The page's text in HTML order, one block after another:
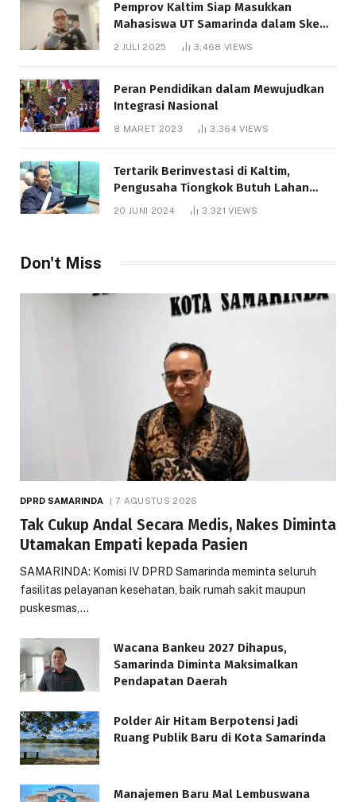
Pemprov Kaltim Siap Masukkan
Mahasiswa UT Samarinda dalam Skema
Bantuan Pendidikan Gratispol
2 JULI 2025 3,468 VIEWS
Peran Pendidikan dalam Mewujudkan
Integrasi Nasional
8 MARET 2023 3,364VIEWS
Tertarik Berinvestasi di Kaltim,
Pengusaha Tiongkok Butuh Lahan
20 JUNI 2024 3,321VIEWS
Don't Miss
DPRD SAMARINDA 7 AGUSTUS 2026
Tak Cukup Andal Secara Medis, Nakes Diminta
Utamakan Empati kepada Pasien
SAMARINDA: Komisi IV DPRD Samarinda meminta seluruh
fasilitas pelayanan kesehatan, baik rumah sakit maupun
puskesmas,…
Wacana Bankeu 2027 Dihapus,
Samarinda Diminta Maksimalkan
Pendapatan Daerah
Polder Air Hitam Berpotensi Jadi
Ruang Publik Baru di Kota Samarinda
Manajemen Baru Mal Lembuswana